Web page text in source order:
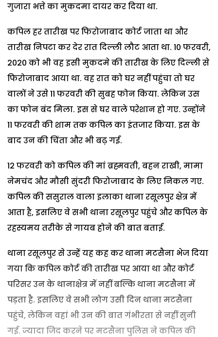
गुजारा भत्ते का मुकदमा दायर कर दिया था.
कपिल हर तारीख पर फिरोजाबाद कोर्ट जाता था और
तारीख निपटा कर देर रात दिल्ली लौट आता था. 10 फरवरी,
2020 को भी वह इसी मुकदमे की तारीख के लिए दिल्ली से
फिरोजाबाद आया था. वह रात को घर नहीं पहुंचा तो घर
वालों ने उसे 11 फरवरी की सुबह फोन किया. लेकिन उस
का फोन बंद मिला. इस से घर वाले परेशान हो गए. उन्होंने
11 फरवरी की शाम तक कपिल का इंतजार किया. इस के
बाद उन की चिंता और भी बढ़ गई.
12 फरवरी को कपिल की मां ब्रह्मवती, बहन राखी, मामा
नेमचंद और मौसी सुंदरी फिरोजाबाद के लिए निकल गए.
कपिल की ससुराल वाला इलाका थाना रसूलपुर क्षेत्र में
आता है, इसलिए वे सभी थाना रसूलपुर पहुंचे और कपिल के
रहस्यमय तरीके से गायब होने की बात बताई.
थाना रसूलपुर से उन्हें यह कह कर थाना मटसैना भेज दिया
गया कि कपिल कोर्ट की तारीख पर आया था और कोर्ट
परिसर उन के थानाक्षेत्र में नहीं बल्कि थाना मटसैना में
पड़ता है. इसलिए वे सभी लोग उसी दिन थाना मटसैना
पहुंचे, लेकिन वहां भी उन की बात गंभीरता से नहीं सुनी
गई. ज्यादा जिद करने पर मटसैना पुलिस ने कपिल की